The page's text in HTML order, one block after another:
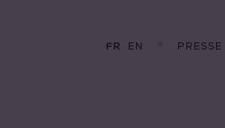
FR EN PRESSE